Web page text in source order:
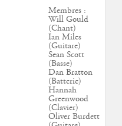
Membres :
Will Gould
(Chant)
Ian Miles
(Guitare)
Sean Scott
(Basse)
Dan Bratton
(Batterie)
Hannah
Greenwood
(Clavier)
Oliver Burdett